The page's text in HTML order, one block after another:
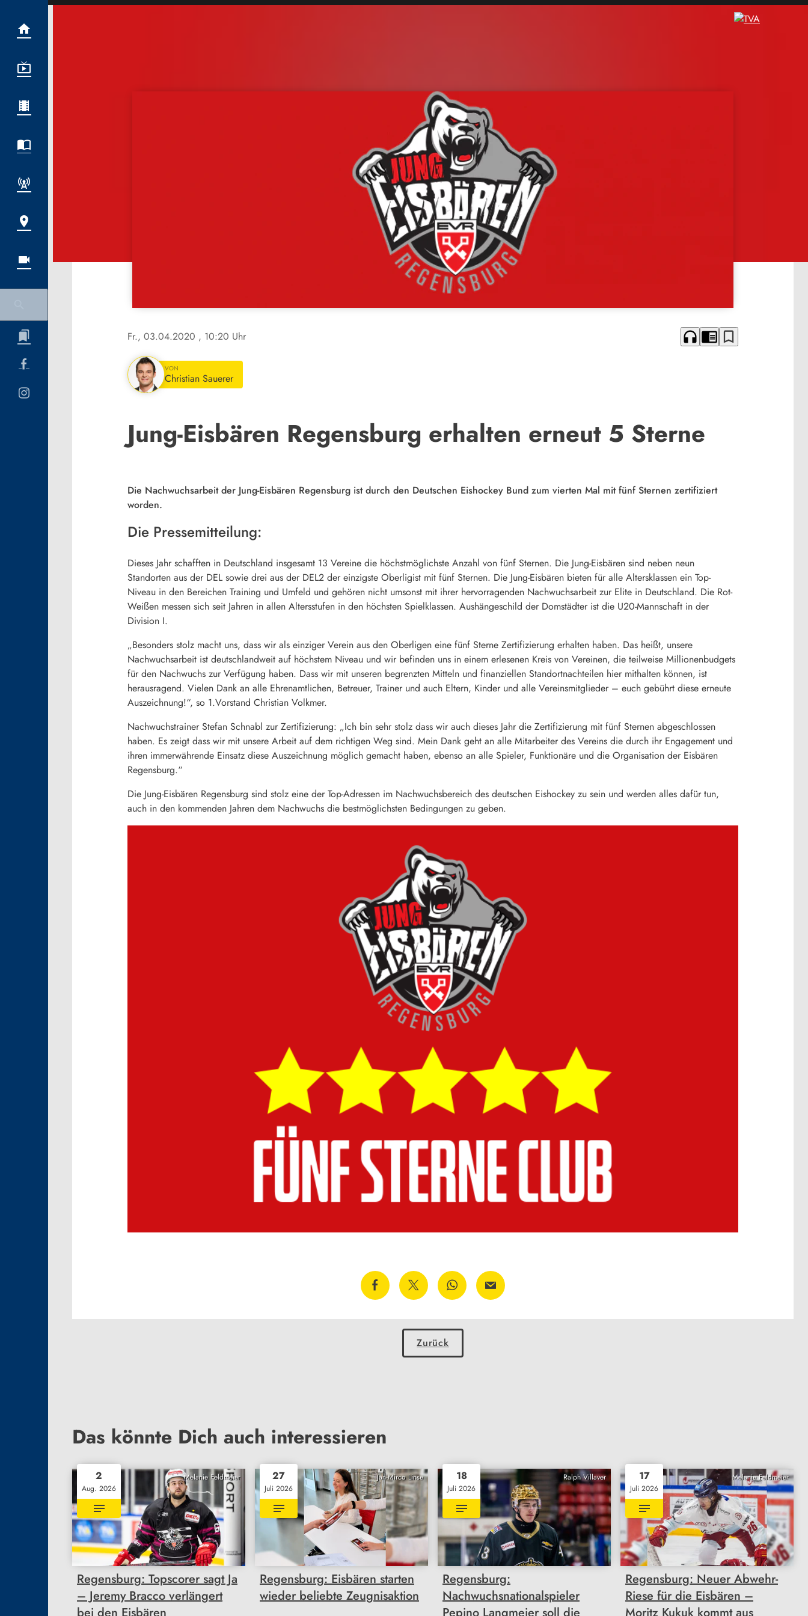
Fr., 03.04.2020 , 10:20 Uhr headphones chrome_reader_mode bookmark_border
VON
Christian Sauerer
Jung-Eisbären Regensburg erhalten erneut 5 Sterne
Die Nachwuchsarbeit der Jung-Eisbären Regensburg ist durch den Deutschen Eishockey Bund zum vierten Mal mit fünf Sternen zertifiziert
worden.
Die Pressemitteilung:
Dieses Jahr schafften in Deutschland insgesamt 13 Vereine die höchstmöglichste Anzahl von fünf Sternen. Die Jung-Eisbären sind neben neun
Standorten aus der DEL sowie drei aus der DEL2 der einzigste Oberligist mit fünf Sternen. Die Jung-Eisbären bieten für alle Altersklassen ein Top-
Niveau in den Bereichen Training und Umfeld und gehören nicht umsonst mit ihrer hervorragenden Nachwuchsarbeit zur Elite in Deutschland. Die Rot-
Weißen messen sich seit Jahren in allen Altersstufen in den höchsten Spielklassen. Aushängeschild der Domstädter ist die U20-Mannschaft in der
Division I.
„Besonders stolz macht uns, dass wir als einziger Verein aus den Oberligen eine fünf Sterne Zertifizierung erhalten haben. Das heißt, unsere
Nachwuchsarbeit ist deutschlandweit auf höchstem Niveau und wir befinden uns in einem erlesenen Kreis von Vereinen, die teilweise Millionenbudgets
für den Nachwuchs zur Verfügung haben. Dass wir mit unseren begrenzten Mitteln und finanziellen Standortnachteilen hier mithalten können, ist
herausragend. Vielen Dank an alle Ehrenamtlichen, Betreuer, Trainer und auch Eltern, Kinder und alle Vereinsmitglieder – euch gebührt diese erneute
Auszeichnung!“, so 1.Vorstand Christian Volkmer.
Nachwuchstrainer Stefan Schnabl zur Zertifizierung: „Ich bin sehr stolz dass wir auch dieses Jahr die Zertifizierung mit fünf Sternen abgeschlossen
haben. Es zeigt dass wir mit unsere Arbeit auf dem richtigen Weg sind. Mein Dank geht an alle Mitarbeiter des Vereins die durch ihr Engagement und
ihren immerwährende Einsatz diese Auszeichnung möglich gemacht haben, ebenso an alle Spieler, Funktionäre und die Organisation der Eisbären
Regensburg.“
Die Jung-Eisbären Regensburg sind stolz eine der Top-Adressen im Nachwuchsbereich des deutschen Eishockey zu sein und werden alles dafür tun,
auch in den kommenden Jahren dem Nachwuchs die bestmöglichsten Bedingungen zu geben.
Zurück
Das könnte Dich auch interessieren
Melanie Feldmeier
2
Aug. 2026
Regensburg: Topscorer sagt Ja
– Jeremy Bracco verlängert
bei den Eisbären
Jan-Mirco Linse
27
Juli 2026
Regensburg: Eisbären starten
wieder beliebte Zeugnisaktion
Ralph Villaver
18
Juli 2026
Regensburg:
Nachwuchsnationalspieler
Pepino Langmeier soll die
Melanie Feldmeier
17
Juli 2026
Regensburg: Neuer Abwehr-
Riese für die Eisbären –
Moritz Kukuk kommt aus